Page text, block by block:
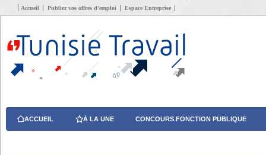
Accueil Publiez vos offres d’emploi Espace Entreprise
ACCUEIL À LA UNE CONCOURS FONCTION PUBLIQUE